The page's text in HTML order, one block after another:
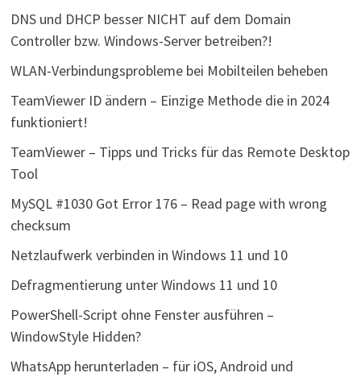
DNS und DHCP besser NICHT auf dem Domain
Controller bzw. Windows-Server betreiben?!
WLAN-Verbindungsprobleme bei Mobilteilen beheben
TeamViewer ID ändern – Einzige Methode die in 2024
funktioniert!
TeamViewer – Tipps und Tricks für das Remote Desktop
Tool
MySQL #1030 Got Error 176 – Read page with wrong
checksum
Netzlaufwerk verbinden in Windows 11 und 10
Defragmentierung unter Windows 11 und 10
PowerShell-Script ohne Fenster ausführen –
WindowStyle Hidden?
WhatsApp herunterladen – für iOS, Android und